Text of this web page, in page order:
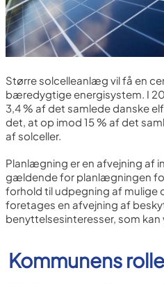
Større solcelleanlæg vil få en
bæredygtige energisystem. I
3,4 % af det samlede danske
det, at op imod 15 % af det
af solceller.
Planlægning er en afvejning af
gældende for planlægningen
forhold til udpegning af mulige
foretages en afvejning af
benyttelsesinteresser, som
Kommunens